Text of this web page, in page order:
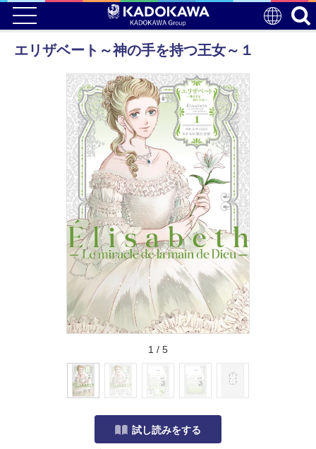
エリザベート～神の手を持つ王女～１
1 / 5
試し読みをする